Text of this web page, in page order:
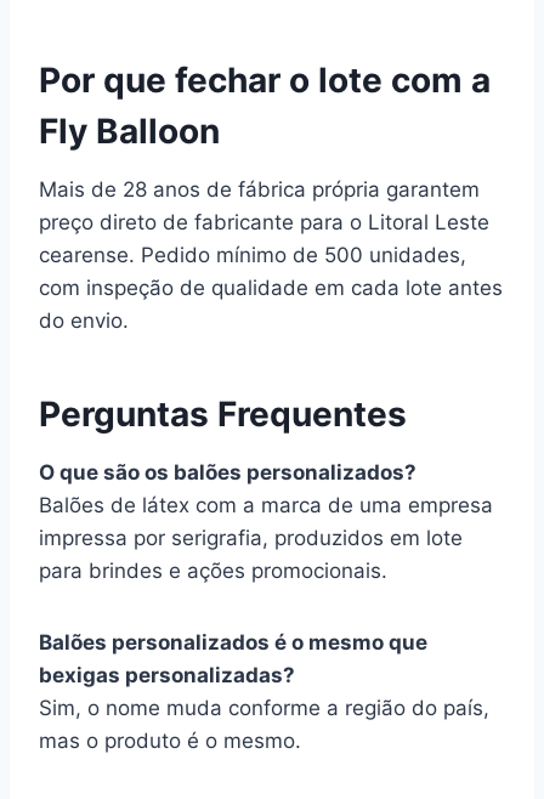
Por que fechar o lote com a
Fly Balloon
Mais de 28 anos de fábrica própria garantem
preço direto de fabricante para o Litoral Leste
cearense. Pedido mínimo de 500 unidades,
com inspeção de qualidade em cada lote antes
do envio.
Perguntas Frequentes
O que são os balões personalizados?
Balões de látex com a marca de uma empresa
impressa por serigrafia, produzidos em lote
para brindes e ações promocionais.
Balões personalizados é o mesmo que
bexigas personalizadas?
Sim, o nome muda conforme a região do país,
mas o produto é o mesmo.